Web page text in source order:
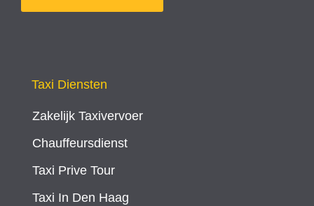
Taxi Diensten
Zakelijk Taxivervoer
Chauffeursdienst
Taxi Prive Tour
Taxi In Den Haag